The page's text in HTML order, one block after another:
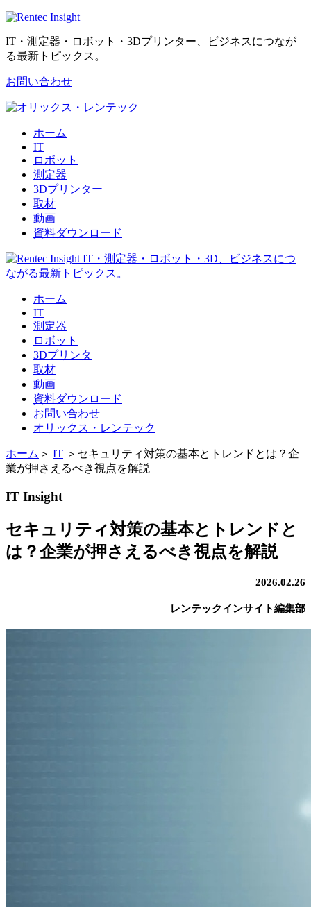
IT・測定器・ロボット・3Dプリンター、ビジネスにつなが
る最新トピックス。
お問い合わせ
ホーム
IT
ロボット
測定器
3Dプリンター
取材
動画
資料ダウンロード
ホーム
IT
測定器
ロボット
3Dプリンタ
取材
動画
資料ダウンロード
お問い合わせ
オリックス・レンテック
ホーム ＞ IT ＞ セキュリティ対策の基本とトレンドとは？企
業が押さえるべき視点を解説
IT Insight
セキュリティ対策の基本とトレンドと
は？企業が押さえるべき視点を解説
2026.02.26
レンテックインサイト編集部